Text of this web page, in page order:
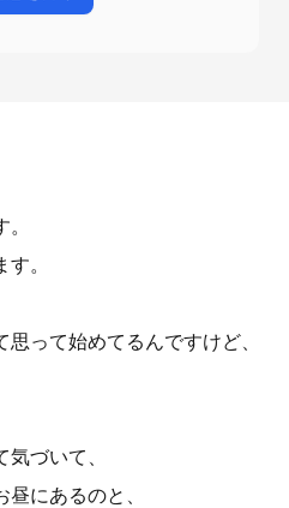
。
って始めてるんですけど、
づいて、
にあるのと、